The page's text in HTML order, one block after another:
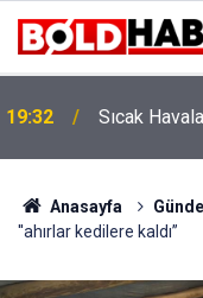
19:32 Sıcak
Anasayfa
''ahırlar kedilere kaldı”